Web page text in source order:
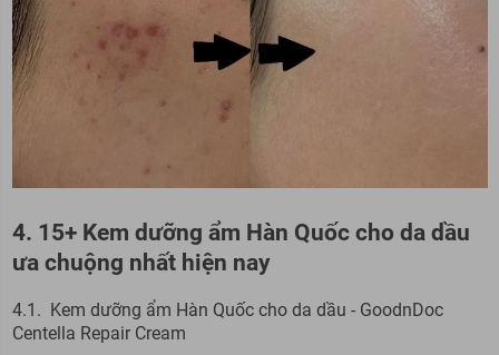
4. 15+ Kem dưỡng ẩm Hàn Quốc cho da dầu
ưa chuộng nhất hiện nay
4.1. Kem dưỡng ẩm Hàn Quốc cho da dầu - GoodnDoc
Centella Repair Cream